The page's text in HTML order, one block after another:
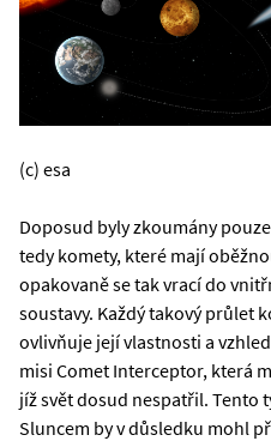
(c) esa
Doposud byly zkoumány
tedy komety, které mají
opakovaně se tak vrací do
soustavy. Každý takový průlet
ovlivňuje její vlastnosti a
misi Comet Interceptor, která
jíž svět dosud nespatřil. Tento
Sluncem by v důsledku mohl